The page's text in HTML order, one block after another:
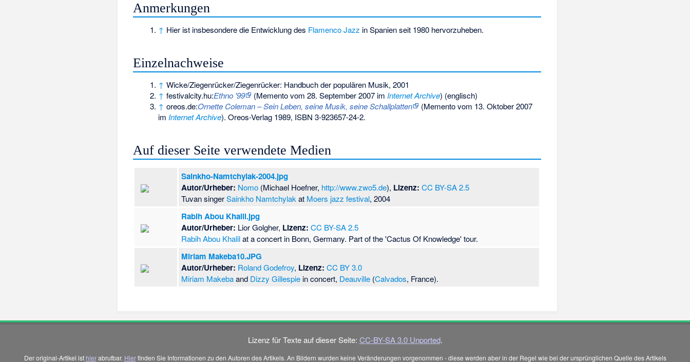
Anmerkungen
↑ Hier ist insbesondere die Entwicklung des Flamenco Jazz in Spanien seit 1980 hervorzuheben.
Einzelnachweise
↑ Wicke/Ziegenrücker/Ziegenrücker: Handbuch der populären Musik, 2001
↑ festivalcity.hu:Ethno '99 (Mementovom 28. September 2007 im Internet Archive) (englisch)
↑ oreos.de:Ornette Coleman – Sein Leben, seine Musik, seine Schallplatten (Mementovom 13. Oktober 2007
im Internet Archive). Oreos-Verlag 1989, ISBN 3-923657-24-2.
Auf dieser Seite verwendete Medien
Sainkho-Namtchylak-2004.jpg
Autor/Urheber: Nomo (Michael Hoefner, http://www.zwo5.de), Lizenz: CC BY-SA 2.5
Tuvan singerSainkho Namtchylak at Moers jazz festival, 2004
Rabih Abou Khalil.jpg
Autor/Urheber: Lior Golgher, Lizenz: CC BY-SA 2.5
Rabih Abou Khalilat a concert in Bonn, Germany. Part of the 'Cactus Of Knowledge' tour.
Miriam Makeba10.JPG
Autor/Urheber: Roland Godefroy, Lizenz: CC BY 3.0
Miriam Makebaand Dizzy Gillespie in concert, Deauville (Calvados, France).
Lizenz für Texte auf dieser Seite: CC-BY-SA 3.0 Unported.
Der original-Artikel ist hierabrufbar. Hierfinden Sie Informationen zu den Autoren des Artikels. An Bildern wurden keine Veränderungen vorgenommen - diese werden aber in der Regel wie bei der ursprünglichen Quelle des Artikels